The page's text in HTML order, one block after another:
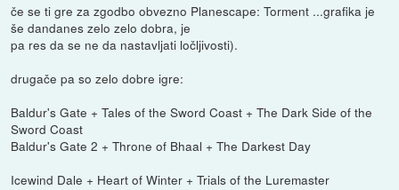
če se ti gre za zgodbo obvezno Planescape: Torment ...grafika je
še dandanes zelo zelo dobra, je
pa res da se ne da nastavljati ločljivosti).
drugače pa so zelo dobre igre:
Baldur's Gate + Tales of the Sword Coast + The Dark Side of the
Sword Coast
Baldur's Gate 2 + Throne of Bhaal + The Darkest Day
Icewind Dale + Heart of Winter + Trials of the Luremaster